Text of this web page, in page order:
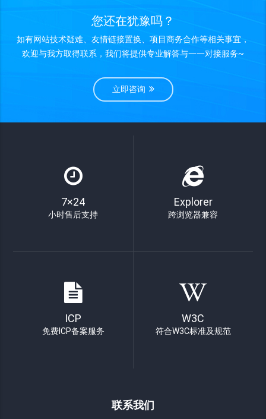
您还在犹豫吗？
如有网站技术疑难、友情链接置换、项目商务合作等相关事宜，
欢迎与我方取得联系，我们将提供专业解答与一一对接服务~
立即咨询
7×24
小时售后支持
Explorer
跨浏览器兼容
ICP
免费ICP备案服务
W3C
符合W3C标准及规范
联系我们